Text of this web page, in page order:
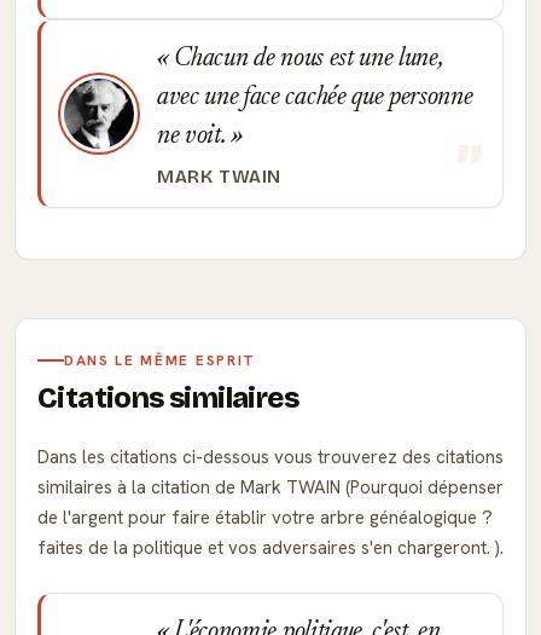
Chacun de nous est une lune,
avec une face cachée que personne
ne voit.
MARK TWAIN
DANS LE MÊME ESPRIT
Citations similaires
Dans les citations ci-dessous vous trouverez des citations
similaires à la citation de Mark TWAIN (Pourquoi dépenser
de l'argent pour faire établir votre arbre généalogique ?
faites de la politique et vos adversaires s'en chargeront. ).